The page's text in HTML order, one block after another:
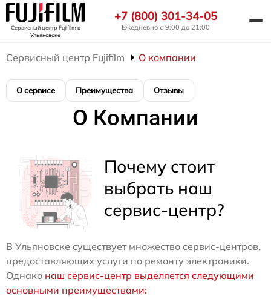
Сервисный центр Fujifilmв
Ульяновске
+7 (800) 301-34-05
Ежедневно с 9:00 до 21:00
Сервисный центр Fujifilm О компании
О сервисе Преимущества Отзывы
О Компании
Почему стоит
выбрать наш
сервис-центр?
В Ульяновске существует множество сервис-центров,
предоставляющих услуги по ремонту электроники.
Однако наш сервис-центр выделяется следующими
основными преимуществами: